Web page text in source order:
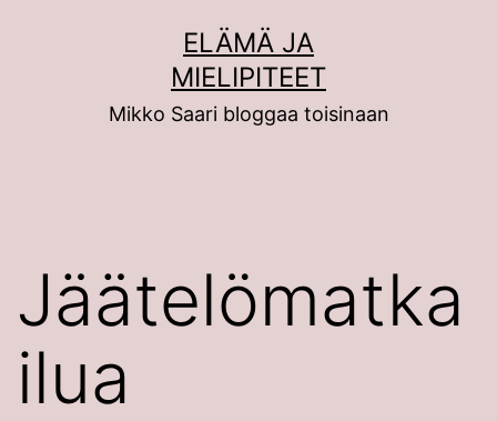
ELÄMÄ JA
MIELIPITEET
Mikko Saari bloggaa toisinaan
Jäätelömatka
ilua